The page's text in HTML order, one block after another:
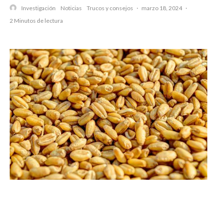
Investigación Noticias Trucos y consejos · marzo 18, 2024 ·
2 Minutos de lectura